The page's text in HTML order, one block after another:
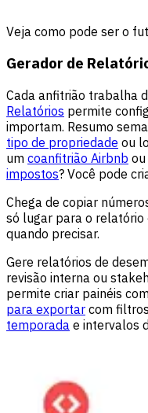
Veja como pode ser o
Gerador de
Cada anfitrião trabalha
Relatórios permite
importam. Resumo
tipo de propriedade ou
um coanfitrião Airbnb
impostos? Você pode
Chega de copiar
só lugar para o relatório
quando precisar.
Gere relatórios de
revisão interna ou
permite criar painéis
para exportar com
temporada e intervalos